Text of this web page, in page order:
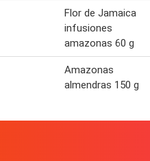
Flor de Jamaica
infusiones
amazonas 60 g
Amazonas
almendras 150 g